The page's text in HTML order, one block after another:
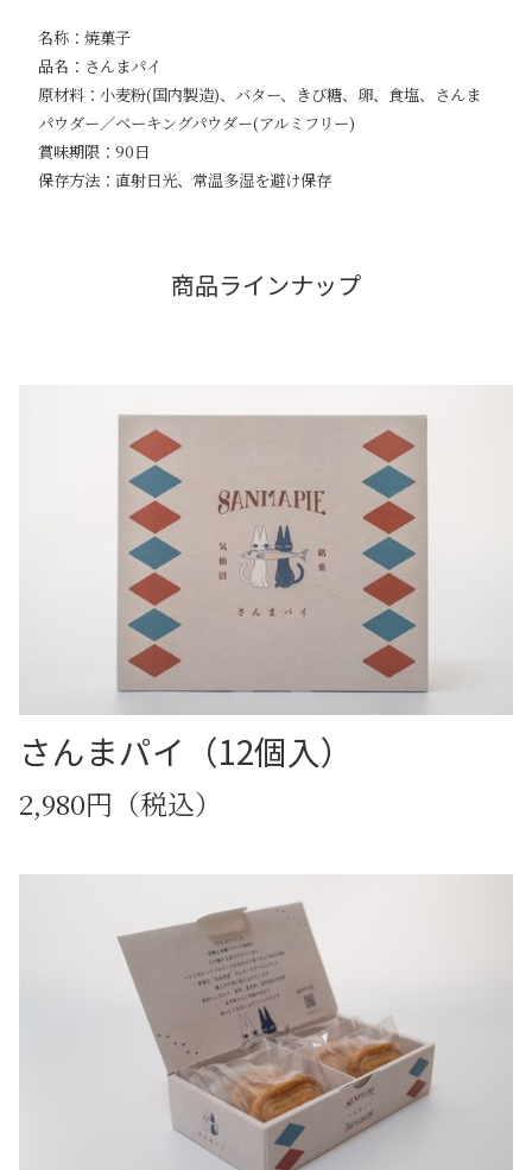
名称：焼菓子
品名：さんまパイ
原材料：小麦粉(国内製造)、バター、きび糖、卵、食塩、さんま
パウダー／ベーキングパウダー(アルミフリー)
賞味期限：90日
保存方法：直射日光、常温多湿を避け保存
商品ラインナップ
さんまパイ（12個入）
2,980円（税込）